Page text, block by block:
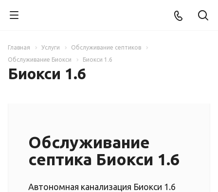
Главная Услуги
Обслуживание септиков
Обслуживание Биокси
Биокси 1.6
Биокси 1.6
Обслуживание
септика Биокси 1.6
Автономная канализация Биокси 1.6